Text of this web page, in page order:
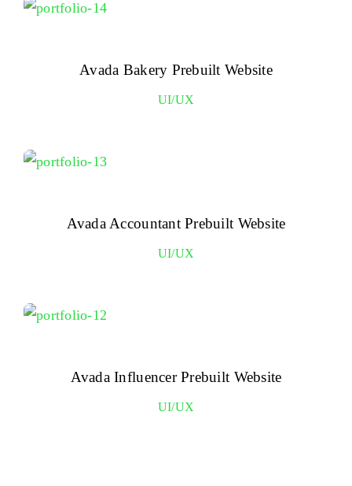
Avada Bakery Prebuilt Website
UI/UX
Avada Accountant Prebuilt Website
UI/UX
Avada Influencer Prebuilt Website
UI/UX